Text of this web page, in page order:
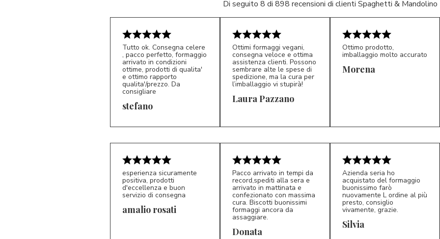
Di seguito 8 di 898 recensioni di clienti Spaghetti & Mandolino
S*
Tutto ok. Consegna celere
, pacco perfetto, formaggio
arrivato in condizioni
ottime, prodotti di qualita'
e ottimo rapporto
qualita'/prezzo. Da
consigliare
stefano LP 5/5
Ottimi formaggi vegani,
consegna veloce e ottima
assistenza clienti. Possono
sembrare alte le spese di
spedizione, ma la cura per
l’imballaggio vi stupirà!
Laura Pazzano
Ottimo prodotto,
imballaggio molto accurato
Morena
esperienza sicuramente
positiva, prodotti
d'eccellenza e buon
servizio di consegna
amalio rosati
D*
Pacco arrivato in tempi da
record,spediti alla sera e
arrivato in mattinata e
confezionato con massima
cura. Biscotti buonissimi
formaggi ancora da
assaggiare.
Donata S*
Azienda seria ho
acquistato del formaggio
buonissimo farò
nuovamente L ordine al più
presto, consiglio
vivamente, grazie.
Silvia